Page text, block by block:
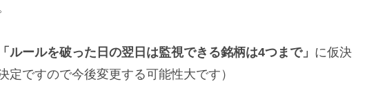
「ルールを破った日の翌日は監視できる銘柄は4つまで」 に仮決
定ですので今後変更する可能性大です）